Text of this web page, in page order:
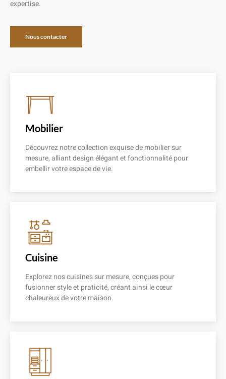
expertise.
Nous contacter
Mobilier
Découvrez notre collection exquise de mobilier sur
mesure, alliant design élégant et fonctionnalité pour
embellir votre espace de vie.
Cuisine
Explorez nos cuisines sur mesure, conçues pour
fusionner style et praticité, créant ainsi le cœur
chaleureux de votre maison.